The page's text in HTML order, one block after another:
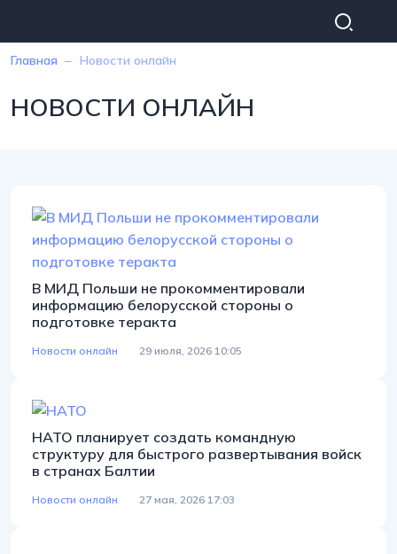
СТРОКА НАВИГАЦИИ
Главная Новости онлайн
НОВОСТИ ОНЛАЙН
В МИД Польши не прокомментировали
информацию белорусской стороны о
подготовке теракта
Новости онлайн 29 июля, 2026 10:05
НАТО планирует создать командную
структуру для быстрого развертывания войск
в странах Балтии
Новости онлайн 27 мая, 2026 17:03